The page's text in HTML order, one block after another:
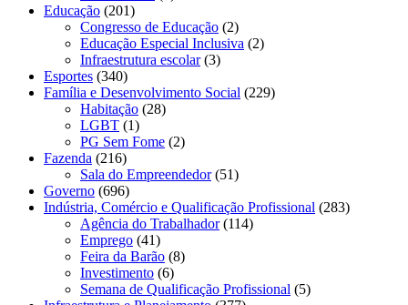
Educação (201)
Congresso de Educação (2)
Educação Especial Inclusiva (2)
Infraestrutura escolar(3)
Esportes (340)
Família e Desenvolvimento Social (229)
Habitação (28)
LGBT (1)
PG Sem Fome (2)
Fazenda (216)
Sala do Empreendedor(51)
Governo (696)
Indústria, Comércio e Qualificação Profissional (283)
Agência do Trabalhador(114)
Emprego (41)
Feira da Barão (8)
Investimento (6)
Semana de Qualificação Profissional (5)